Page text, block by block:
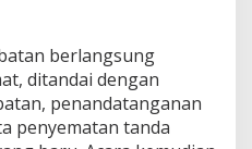
berlangsung
ditandai dengan
penandatanganan
penyematan tanda